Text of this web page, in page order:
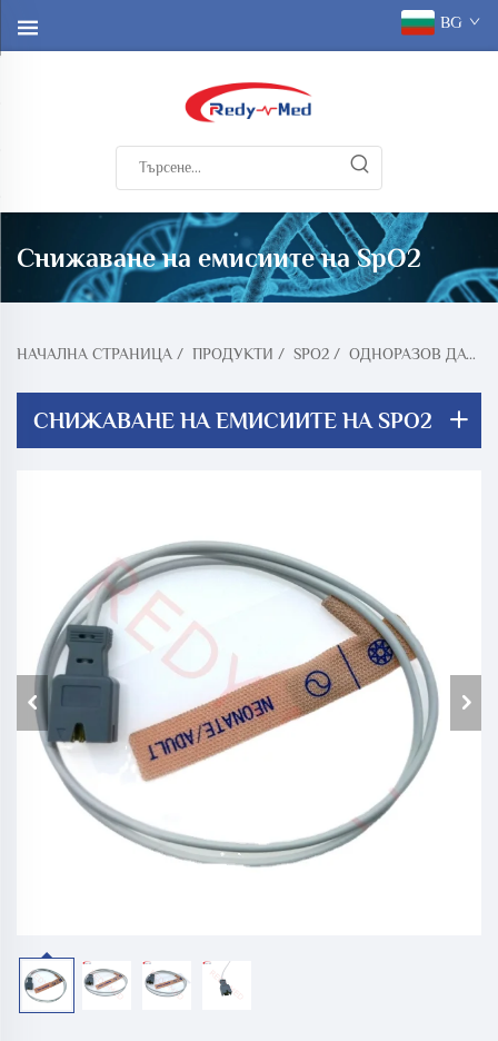
BG
Снижаване на емисиите на SpO2
НАЧАЛНА СТРАНИЦА / ПРОДУКТИ / SPO2 / ОДНОРАЗОВ ДАТЧИК SPO2
СНИЖАВАНЕ НА ЕМИСИИТЕ НА SPO2